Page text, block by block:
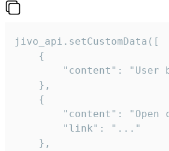
jivo_api.setCustomData([
    {
"content": "User
    },
    {
"content": "Open
        "link": "..."
    },